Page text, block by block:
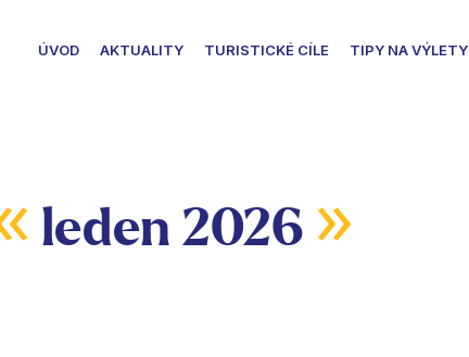
ÚVOD AKTUALITY TURISTICKÉ CÍLE TIPY NA VÝLETY
leden 2026 »